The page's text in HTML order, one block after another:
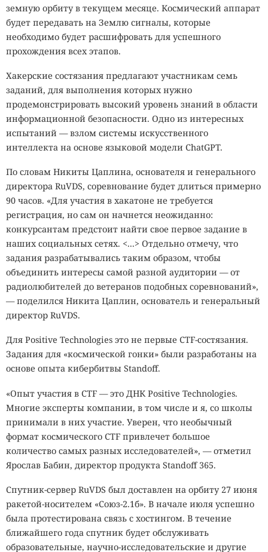
земную орбиту в текущем месяце. Космический аппарат
будет передавать на Землю сигналы, которые
необходимо будет расшифровать для успешного
прохождения всех этапов.
Хакерские состязания предлагают участникам семь
заданий, для выполнения которых нужно
продемонстрировать высокий уровень знаний в области
информационной безопасности. Одно из интересных
испытаний — взлом системы искусственного
интеллекта на основе языковой модели ChatGPT.
По словам Никиты Цаплина, основателя и генерального
директора RuVDS, соревнование будет длиться примерно
90 часов. «Для участия в хакатоне не требуется
регистрация, но сам он начнется неожиданно:
конкурсантам предстоит найти свое первое задание в
наших социальных сетях. <...> Отдельно отмечу, что
задания разрабатывались таким образом, чтобы
объединить интересы самой разной аудитории — от
радиолюбителей до ветеранов подобных соревнований»,
— поделился Никита Цаплин, основатель и генеральный
директор RuVDS.
Для Positive Technologies это не первые CTF-состязания.
Задания для «космической гонки» были разработаны на
основе опыта кибербитвы Standoff.
«Опыт участия в CTF — это ДНК Positive Technologies.
Многие эксперты компании, в том числе и я, со школы
принимали в них участие. Уверен, что необычный
формат космического CTF привлечет большое
количество самых разных исследователей», — отметил
Ярослав Бабин, директор продукта Standoff 365.
Спутник-сервер RuVDS был доставлен на орбиту 27 июня
ракетой-носителем «Союз-2.1б». В начале июля успешно
была протестирована связь с хостингом. В течение
ближайшего года спутник будет обслуживать
образовательные, научно-исследовательские и другие